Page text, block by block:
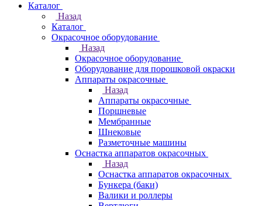
Каталог
Назад
Каталог
Окрасочное оборудование
Назад
Окрасочное оборудование
Оборудование для порошковой окраски
Аппараты окрасочные
Назад
Аппараты окрасочные
Поршневые
Мембранные
Шнековые
Разметочные машины
Оснастка аппаратов окрасочных
Назад
Оснастка аппаратов окрасочных
Бункера (баки)
Валики и роллеры